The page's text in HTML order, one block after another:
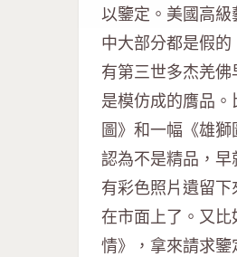
以鑒定。美國高
中大部分都是假
有第三世多杰羌
是模仿成的膺品
圖》和一幅《雄
認為不是精品，
有彩色照片遺留
在市面上了。又
情》，拿來請求